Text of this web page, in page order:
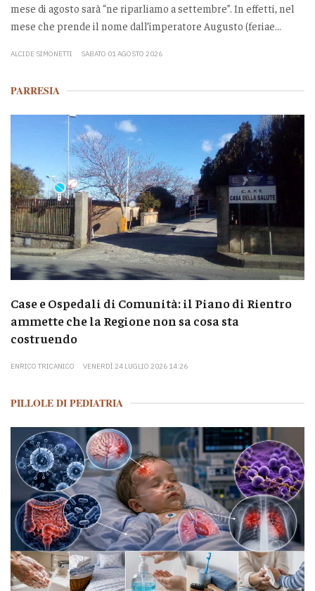
mese di agosto sarà “ne riparliamo a settembre”. In effetti, nel
mese che prende il nome dall’imperatore Augusto (feriae...
ALCIDE SIMONETTI SABATO 01 AGOSTO 2026
PARRESIA
Case e Ospedali di Comunità: il Piano di Rientro
ammette che la Regione non sa cosa sta
costruendo
ENRICO TRICANICO VENERDÌ 24 LUGLIO 2026 14:26
PILLOLE DI PEDIATRIA